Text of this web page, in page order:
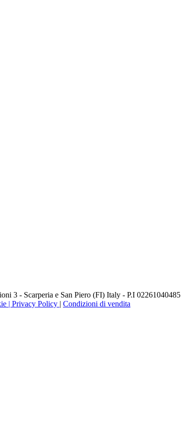
3 - Scarperia e San Piero (FI) Italy - P.I 02261040485
| Privacy Policy | Condizioni di vendita